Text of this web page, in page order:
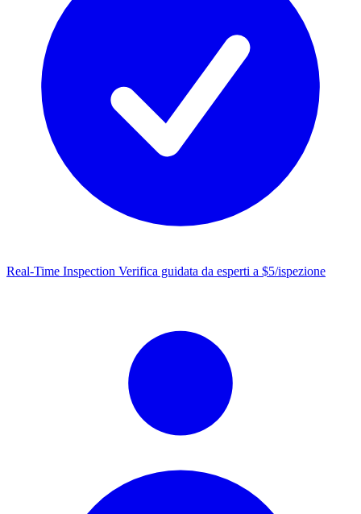
Real-Time Inspection Verifica guidata da esperti a $5/ispezione